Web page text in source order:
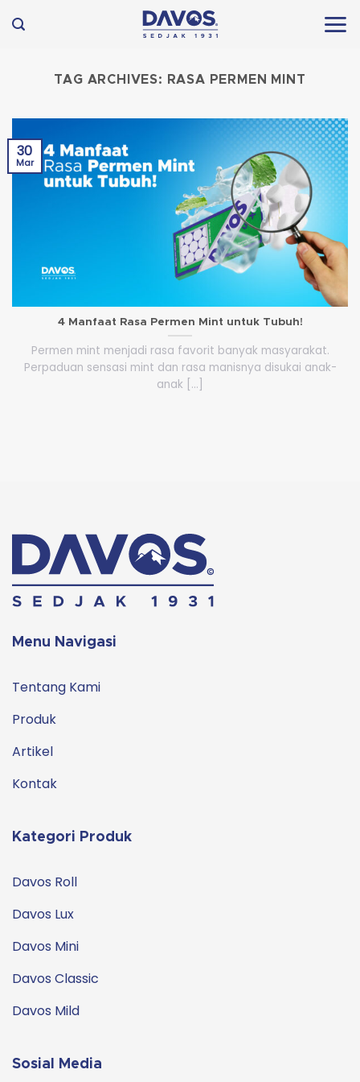
to
TAG ARCHIVES: RASA PERMEN MINT
4 Manfaat Rasa Permen Mint untuk Tubuh!
Permen mint menjadi rasa favorit banyak masyarakat.
Perpaduan sensasi mint dan rasa manisnya disukai anak-
anak [...]
30
Mar
Menu Navigasi
Tentang Kami
Produk
Artikel
Kontak
Kategori Produk
Davos Roll
Davos Lux
Davos Mini
Davos Classic
Davos Mild
Sosial Media